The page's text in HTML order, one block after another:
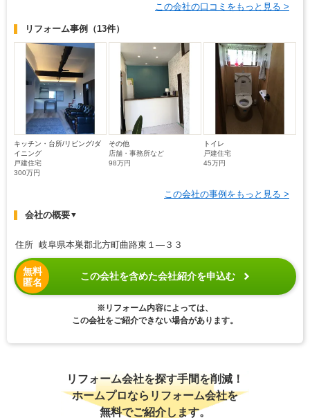
この会社の口コミをもっと見る >
リフォーム事例 （13件）
キッチン・台所/リビング/ダ
イニング
戸建住宅
300万円
その他
店舗・事務所など
98万円
トイレ
戸建住宅
45万円
この会社の事例をもっと見る >
会社の概要▼
住所 岐阜県本巣郡北方町曲路東１―３３
無料
匿名
この会社を含めた会社紹介を申込む
※リフォーム内容によっては、
この会社をご紹介できない場合があります。
リフォーム会社を探す手間を削減！
ホームプロならリフォーム会社を
無料でご紹介します。